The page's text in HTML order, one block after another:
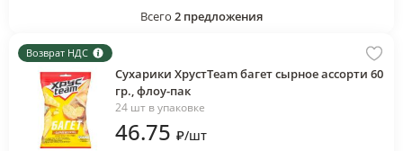
Всего 2 предложения
Возврат НДС
Сухарики ХрустTeam багет сырное ассорти 60
гр., флоу-пак
24 шт в упаковке
46.75 ₽/шт